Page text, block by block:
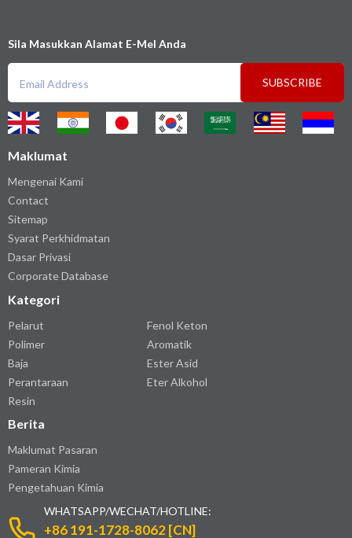
Sila Masukkan Alamat E-Mel Anda
SUBSCRIBE
Maklumat
Mengenai Kami
Contact
Sitemap
Syarat Perkhidmatan
Dasar Privasi
Corporate Database
Kategori
Pelarut
Polimer
Baja
Perantaraan
Resin
Fenol Keton
Aromatik
Ester Asid
Eter Alkohol
Berita
Maklumat Pasaran
Pameran Kimia
Pengetahuan Kimia
WHATSAPP/WECHAT/HOTLINE:
+86 191-1728-8062 [CN]